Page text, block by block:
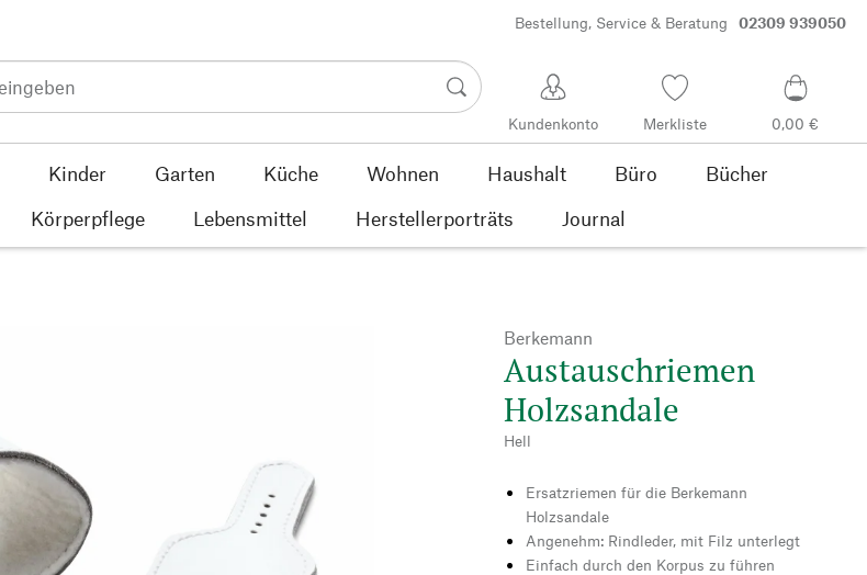
Bestellung, Service & Beratung 02309 939050
Kundenkonto Merkliste 0,00 €
Kinder Garten Küche Wohnen Haushalt Büro
Bücher
Körperpflege Lebensmittel Herstellerporträts Journal
Berkemann
Austauschriemen
Holzsandale
Hell
Ersatzriemen für die Berkemann
Holzsandale
Angenehm: Rindleder, mit Filz unterlegt
Einfach durch den Korpus zu führen